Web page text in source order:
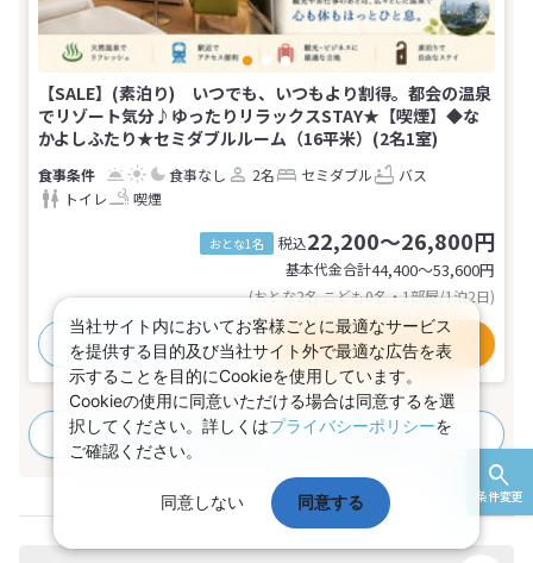
条件変更
【SALE】(素泊り) いつでも、いつもより割得。都会の温泉
でリゾート気分♪ゆったりリラックスSTAY★【喫煙】◆な
かよしふたり★セミダブルルーム（16平米）(2名1室)
食事なし 2名 セミダブル
バス
トイレ
喫煙
おとな1名 税込22,200～26,800円
基本代金合計44,400〜53,600円
(おとな2名 こども0名・1部屋/1泊2日)
おすすめポイント プランの詳細
すべてのプランを見る (13プラン、8部屋タイプ)
当社サイト内においてお客様ごとに最適なサービス
を提供する目的及び当社サイト外で最適な広告を表
示することを目的にCookieを使用しています。
Cookieの使用に同意いただける場合は同意するを選
択してください。詳しくはプライバシーポリシーを
ご確認ください。
同意しない 同意する